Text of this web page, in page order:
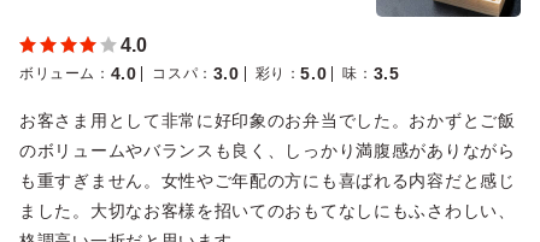
4.0
ボリューム ： 4.0 コスパ ： 3.0 彩り ：5.0 味 ： 3.5
お客さま用として非常に好印象のお弁当でした。おかずとご飯
のボリュームやバランスも良く、しっかり満腹感がありながら
も重すぎません。女性やご年配の方にも喜ばれる内容だと感じ
ました。大切なお客様を招いてのおもてなしにもふさわしい、